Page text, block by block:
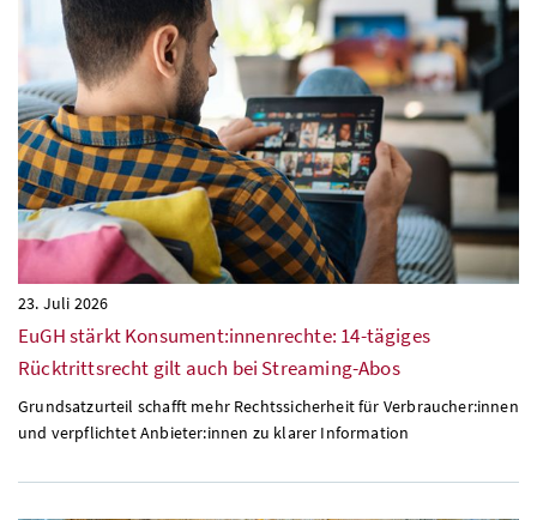
23. Juli 2026
EuGHstärkt Konsument:innenrechte: 14-tägiges
Rücktrittsrecht gilt auch bei Streaming-Abos
Grundsatzurteil schafft mehr Rechtssicherheit für Verbraucher:innen
und verpflichtet Anbieter:innen zu klarer Information